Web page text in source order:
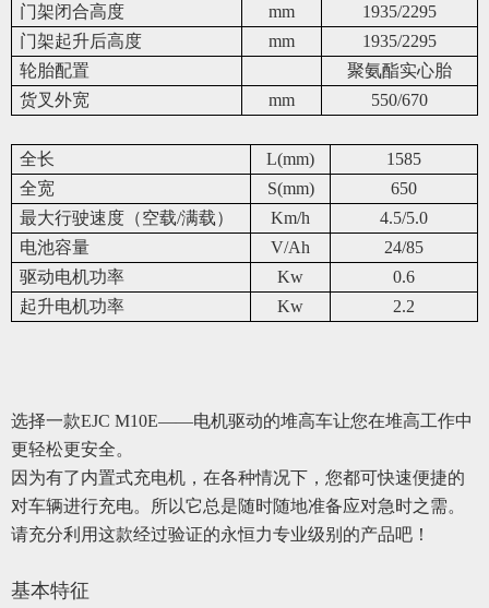
门架闭合高度
mm
1935/2295
门架起升后高度
mm
1935/2295
轮胎配置
聚氨酯实心胎
货叉外宽
mm 550/670
全长 L(mm)
1585
全宽
S(mm)
650
最大行驶速度（空载/满载）
Km/h
4.5/5.0
电池容量
V/Ah
24/85
驱动电机功率
Kw
0.6
起升电机功率
Kw 2.2
选择一款EJC M10E——电机驱动的堆高车让您在堆高工作中
更轻松更安全。
因为有了内置式充电机，在各种情况下，您都可快速便捷的
对车辆进行充电。所以它总是随时随地准备应对急时之需。
请充分利用这款经过验证的永恒力专业级别的产品吧！
基本特征